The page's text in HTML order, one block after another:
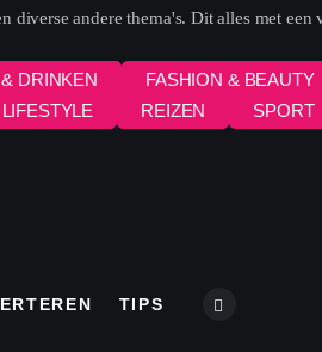
diverse andere thema's. Dit alles met een
DRINKEN
FASHION & BEAUTY
LIFESTYLE REIZEN
SPORT
TIPS